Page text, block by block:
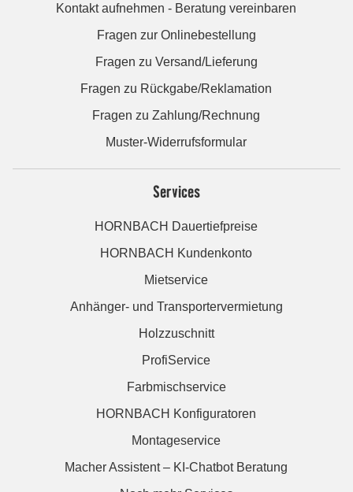
Kontakt aufnehmen - Beratung vereinbaren
Fragen zur Onlinebestellung
Fragen zu Versand/Lieferung
Fragen zu Rückgabe/Reklamation
Fragen zu Zahlung/Rechnung
Muster-Widerrufsformular
Services
HORNBACH Dauertiefpreise
HORNBACH Kundenkonto
Mietservice
Anhänger- und Transportervermietung
Holzzuschnitt
ProfiService
Farbmischservice
HORNBACH Konfiguratoren
Montageservice
Macher Assistent – KI-Chatbot Beratung